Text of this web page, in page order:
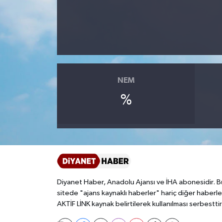
NEM
%
Diyanet Haber, Anadolu Ajansı ve İHA abonesidir.
sitede "ajans kaynaklı haberler" hariç diğer
AKTİF LİNK kaynak belirtilerek kullanılması
Balıkesir Müftülüğü
Batman Müftülüğü
Bayburt Müftülüğü
Bilecik Müftülüğü
Bingöl Müftülüğü
Peygamberimizin Hayatı
Sahabeler
DİYANET RADYO/TV
Dünya
Kültür-Sanat